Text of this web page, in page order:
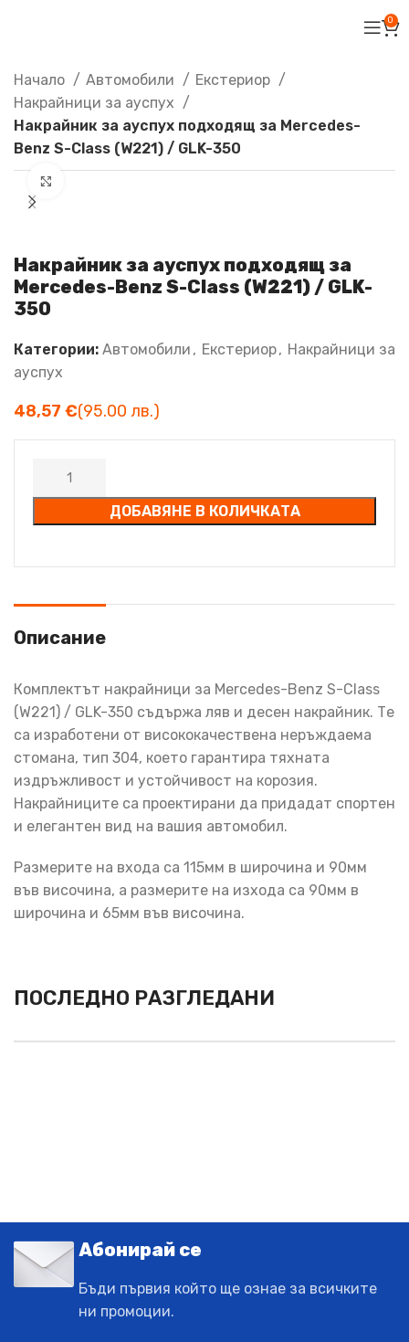
0
Начало Автомобили
Екстериор
Накрайници за ауспух
Накрайник за ауспух подходящ за Mercedes-
Benz S-Class (W221) / GLK-350
Накрайник за ауспух подходящ за
Mercedes-Benz S-Class (W221) / GLK-
350
Категории: Автомобили , Екстериор, Накрайници за
ауспух
€
ДОБАВЯНЕ В КОЛИЧКАТА
Описание
Комплектът накрайници за Mercedes-Benz S-Class
(W221) / GLK-350 съдържа ляв и десен накрайник. Те
са изработени от висококачествена неръждаема
стомана, тип 304, което гарантира тяхната
издръжливост и устойчивост на корозия.
Накрайниците са проектирани да придадат спортен
и елегантен вид на вашия автомобил.
Размерите на входа са 115мм в широчина и 90мм
във височина, а размерите на изхода са 90мм в
широчина и 65мм във височина.
ПОСЛЕДНО РАЗГЛЕДАНИ
Абонирай се
Бъди първия който ще ознае за всичките
ни промоции.